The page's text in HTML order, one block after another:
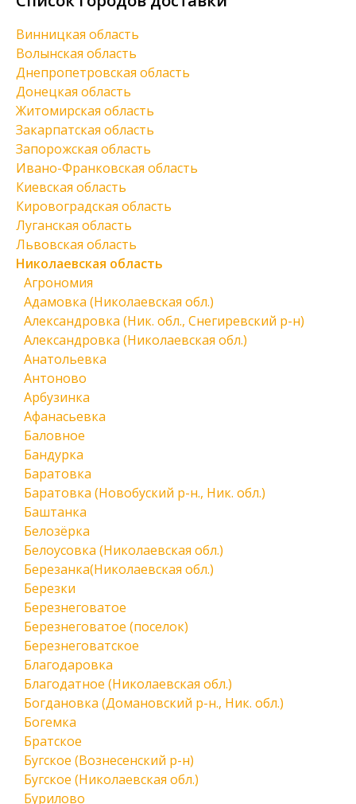
Винницкая область
Волынская область
Днепропетровская область
Донецкая область
Житомирская область
Закарпатская область
Запорожская область
Ивано-Франковская область
Киевская область
Кировоградская область
Луганская область
Львовская область
Николаевская область
Агрономия
Адамовка (Николаевская обл.)
Александровка (Ник. обл., Снегиревский р-н)
Александровка (Николаевская обл.)
Анатольевка
Антоново
Арбузинка
Афанасьевка
Баловное
Бандурка
Баратовка
Баратовка (Новобуский р-н., Ник. обл.)
Баштанка
Белозёрка
Белоусовка (Николаевская обл.)
Березанка(Николаевская обл.)
Березки
Березнеговатое
Березнеговатое (поселок)
Березнеговатское
Благодаровка
Благодатное (Николаевская обл.)
Богдановка (Домановский р-н., Ник. обл.)
Богемка
Братское
Бугское (Вознесенский р-н)
Бугское (Николаевская обл.)
Бурилово